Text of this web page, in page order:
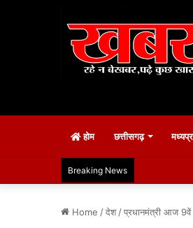
होम छत्तीसगढ़
Breaking News
Home /देश /प्रधानमंत्री आज